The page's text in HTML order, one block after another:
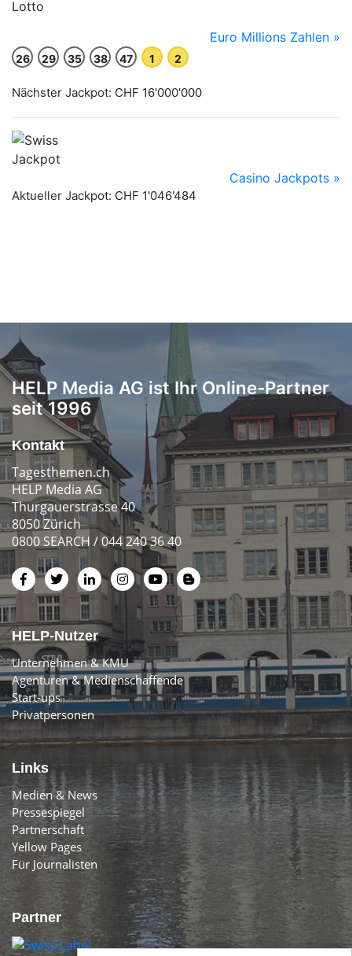
HELP Media AG ist Ihr Online-Partner
seit 1996
Kontakt
Tagesthemen.ch
HELP Media AG
Thurgauerstrasse 40
8050 Zürich
0800 SEARCH / 044 240 36 40
HELP-Nutzer
Unternehmen & KMU
Agenturen & Medienschaffende
Start-ups
Privatpersonen
Links
Medien & News
Pressespiegel
Partnerschaft
Yellow Pages
Für Journalisten
Partner